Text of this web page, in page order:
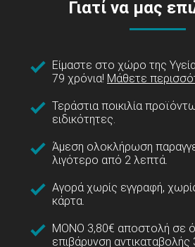
Γιατί να μας
Είμαστε στο χώρο της
79 χρόνια! Μάθετε
Τεράστια ποικιλία
ειδικότητες.
Άμεση ολοκλήρωση
λιγότερο από 2 λεπτά.
Αγορά χωρίς εγγραφή,
κάρτα.
ΜΟΝΟ 3,80€ αποστολή σε
επιβάρυνση αντικαταβολής